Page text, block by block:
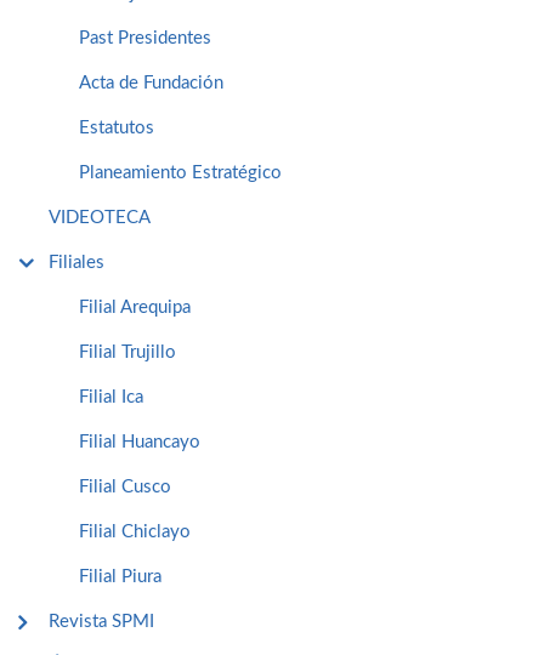
Past Presidentes
Acta de Fundación
Estatutos
Planeamiento Estratégico
VIDEOTECA
Filiales
Filial Arequipa
Filial Trujillo
Filial Ica
Filial Huancayo
Filial Cusco
Filial Chiclayo
Filial Piura
Revista SPMI